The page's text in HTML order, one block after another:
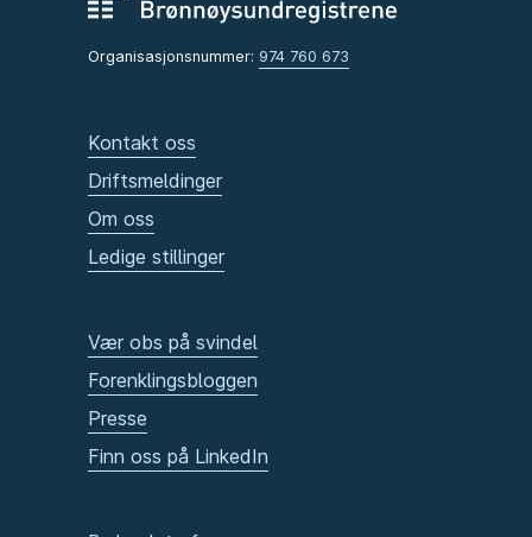
Organisasjonsnummer: 974 760 673
Kontakt oss
Driftsmeldinger
Om oss
Ledige stillinger
Vær obs på svindel
Forenklingsbloggen
Presse
Finn oss på LinkedIn